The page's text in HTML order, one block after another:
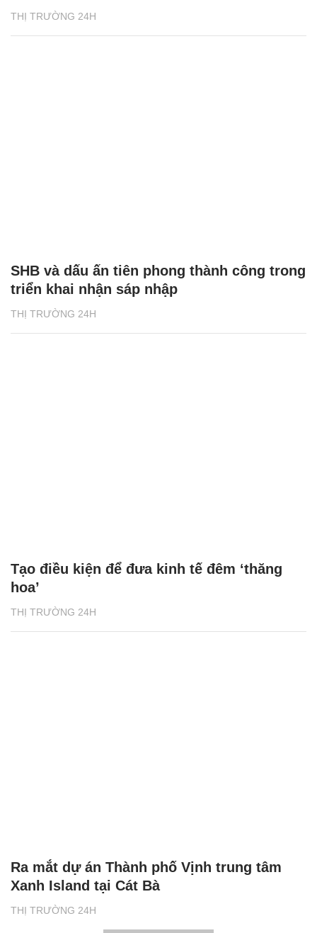
THỊ TRƯỜNG 24H
THỊ TRƯỜNG 24H
SHB và dấu ấn tiên phong thành công trong
triển khai nhận sáp nhập
THỊ TRƯỜNG 24H
Tạo điều kiện để đưa kinh tế đêm ‘thăng
hoa’
THỊ TRƯỜNG 24H
Ra mắt dự án Thành phố Vịnh trung tâm
Xanh Island tại Cát Bà